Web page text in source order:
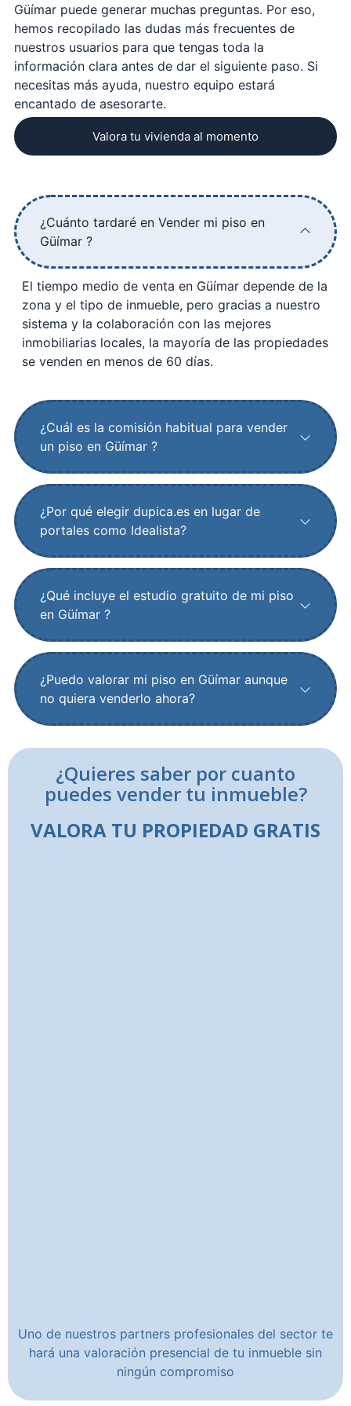
Güímar puede generar muchas preguntas. Por eso,
hemos recopilado las dudas más frecuentes de
nuestros usuarios para que tengas toda la
información clara antes de dar el siguiente paso. Si
necesitas más ayuda, nuestro equipo estará
encantado de asesorarte.
Valora tu vivienda al momento
¿Cuánto tardaré en Vender mi piso en
Güímar ?
El tiempo medio de venta en Güímar depende de la
zona y el tipo de inmueble, pero gracias a nuestro
sistema y la colaboración con las mejores
inmobiliarias locales, la mayoría de las propiedades
se venden en menos de 60 días.
¿Cuál es la comisión habitual para vender
un piso en Güímar ?
¿Por qué elegir dupica.es en lugar de
portales como Idealista?
¿Qué incluye el estudio gratuito de mi piso
en Güímar ?
¿Puedo valorar mi piso en Güímar aunque
no quiera venderlo ahora?
¿Quieres saber por cuanto
puedes vender tu inmueble?
VALORA TU PROPIEDAD GRATIS
Uno de nuestros partners profesionales del sector te
hará una valoración presencial de tu inmueble sin
ningún compromiso